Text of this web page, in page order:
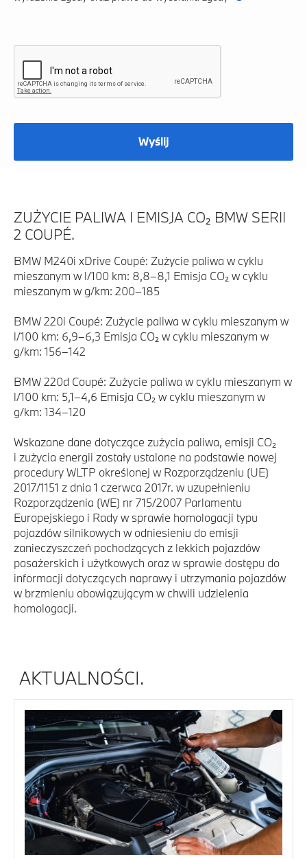
Wyślij
ZUŻYCIE PALIWA I EMISJA CO₂ BMW SERII
2 COUPÉ.
BMW M240i xDrive Coupé: Zużycie paliwa w cyklu
mieszanym w l/100 km: 8,8–8,1 Emisja CO₂ w cyklu
mieszanym w g/km: 200–185
BMW 220i Coupé: Zużycie paliwa w cyklu mieszanym w
l/100 km: 6,9–6,3 Emisja CO₂ w cyklu mieszanym w
g/km: 156–142
BMW 220d Coupé: Zużycie paliwa w cyklu mieszanym w
l/100 km: 5,1–4,6 Emisja CO₂ w cyklu mieszanym w
g/km: 134–120
Wskazane dane dotyczące zużycia paliwa, emisji CO₂
i zużycia energii zostały ustalone na podstawie nowej
procedury WLTP określonej w Rozporządzeniu (UE)
2017/1151 z dnia 1 czerwca 2017r. w uzupełnieniu
Rozporządzenia (WE) nr 715/2007 Parlamentu
Europejskiego i Rady w sprawie homologacji typu
pojazdów silnikowych w odniesieniu do emisji
zanieczyszczeń pochodzących z lekkich pojazdów
pasażerskich i użytkowych oraz w sprawie dostępu do
informacji dotyczących naprawy i utrzymania pojazdów
w brzmieniu obowiązującym w chwili udzielenia
homologacji.
AKTUALNOŚCI.